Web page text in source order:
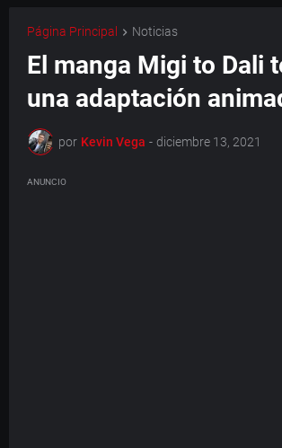
Página Principal Noticias
El manga Migi to Dali
una adaptación
por Kevin Vega - diciembre 13, 2021
ANUNCIO